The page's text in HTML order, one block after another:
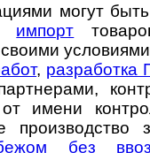
могут
импорт
, разработка
имени
без